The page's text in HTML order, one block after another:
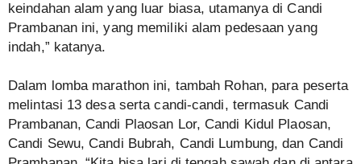
keindahan alam yang luar biasa, utamanya di Candi
Prambanan ini, yang memiliki alam pedesaan yang
indah,” katanya.
Dalam lomba marathon ini, tambah Rohan, para peserta
melintasi 13 desa serta candi-candi, termasuk Candi
Prambanan, Candi Plaosan Lor, Candi Kidul Plaosan,
Candi Sewu, Candi Bubrah, Candi Lumbung, dan Candi